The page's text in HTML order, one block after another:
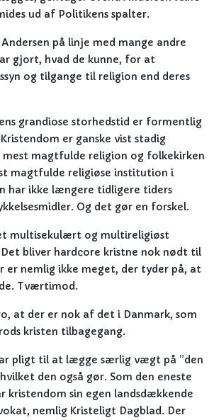
ud af Politikens spalter.
på linje med mange andre
gjort, hvad de kunne, for at
og tilgange til religion end deres
grandiose storhedstid er formentlig
er ganske vist stadig
mest magtfulde religion og folkekirken
magtfulde religiøse institution i
har ikke længere tidligere tiders
Og det gør en forskel.
multisekulært og multireligiøst
bliver hardcore kristne nok nødt til
er nemlig ikke meget, der tyder på, at
Tværtimod.
at der er nok af det i Danmark, som
kristen tilbagegang.
pligt til at lægge særlig vægt på ”den
den også gør. Som den eneste
kristendom sin egen landsdækkende
nemlig Kristeligt Dagblad. Der